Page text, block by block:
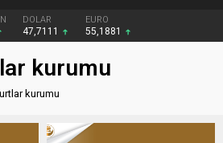
DOLAR
47,7111
EURO
55,1881
kurumu
kurumu